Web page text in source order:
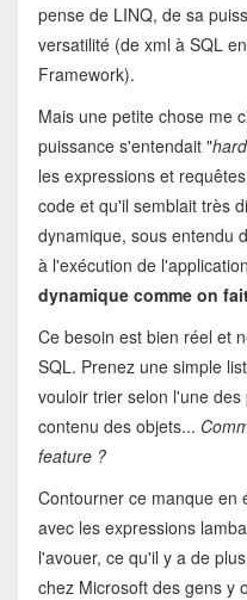
pense de LINQ, de sa
versatilité (de xml à SQL
Framework).
Mais une petite chose me
puissance s'entendait "
les expressions et
code et qu'il semblait très
dynamique, sous entendu
à l'exécution de
dynamique comme on
Ce besoin est bien réel et
SQL. Prenez une simple
vouloir trier selon l'une
contenu des objets...
feature ?
Contourner ce manque en
avec les expressions
l'avouer, ce qu'il y a de
chez Microsoft des gens y